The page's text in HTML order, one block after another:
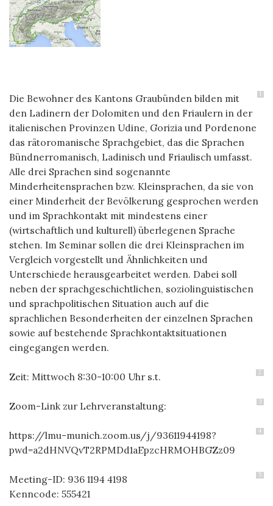
1
Die Bewohner des Kantons Graubünden bilden mit
den Ladinern der Dolomiten und den Friaulern in der
italienischen Provinzen Udine, Gorizia und Pordenone
das rätoromanische Sprachgebiet, das die Sprachen
Bündnerromanisch, Ladinisch und Friaulisch umfasst.
Alle drei Sprachen sind sogenannte
Minderheitensprachen bzw. Kleinsprachen, da sie von
einer Minderheit der Bevölkerung gesprochen werden
und im Sprachkontakt mit mindestens einer
(wirtschaftlich und kulturell) überlegenen Sprache
stehen. Im Seminar sollen die drei Kleinsprachen im
Vergleich vorgestellt und Ähnlichkeiten und
Unterschiede herausgearbeitet werden. Dabei soll
neben der sprachgeschichtlichen, soziolinguistischen
und sprachpolitischen Situation auch auf die
sprachlichen Besonderheiten der einzelnen Sprachen
sowie auf bestehende Sprachkontaktsituationen
eingegangen werden.
2
Zeit: Mittwoch 8:30-10:00 Uhr s.t.
3
Zoom-Link zur Lehrveranstaltung:
4
https://lmu-munich.zoom.us/j/93611944198?
pwd=a2dHNVQvT2RPMDd1aEpzcHRMOHBGZz09
5
Meeting-ID: 936 1194 4198
Kenncode: 555421